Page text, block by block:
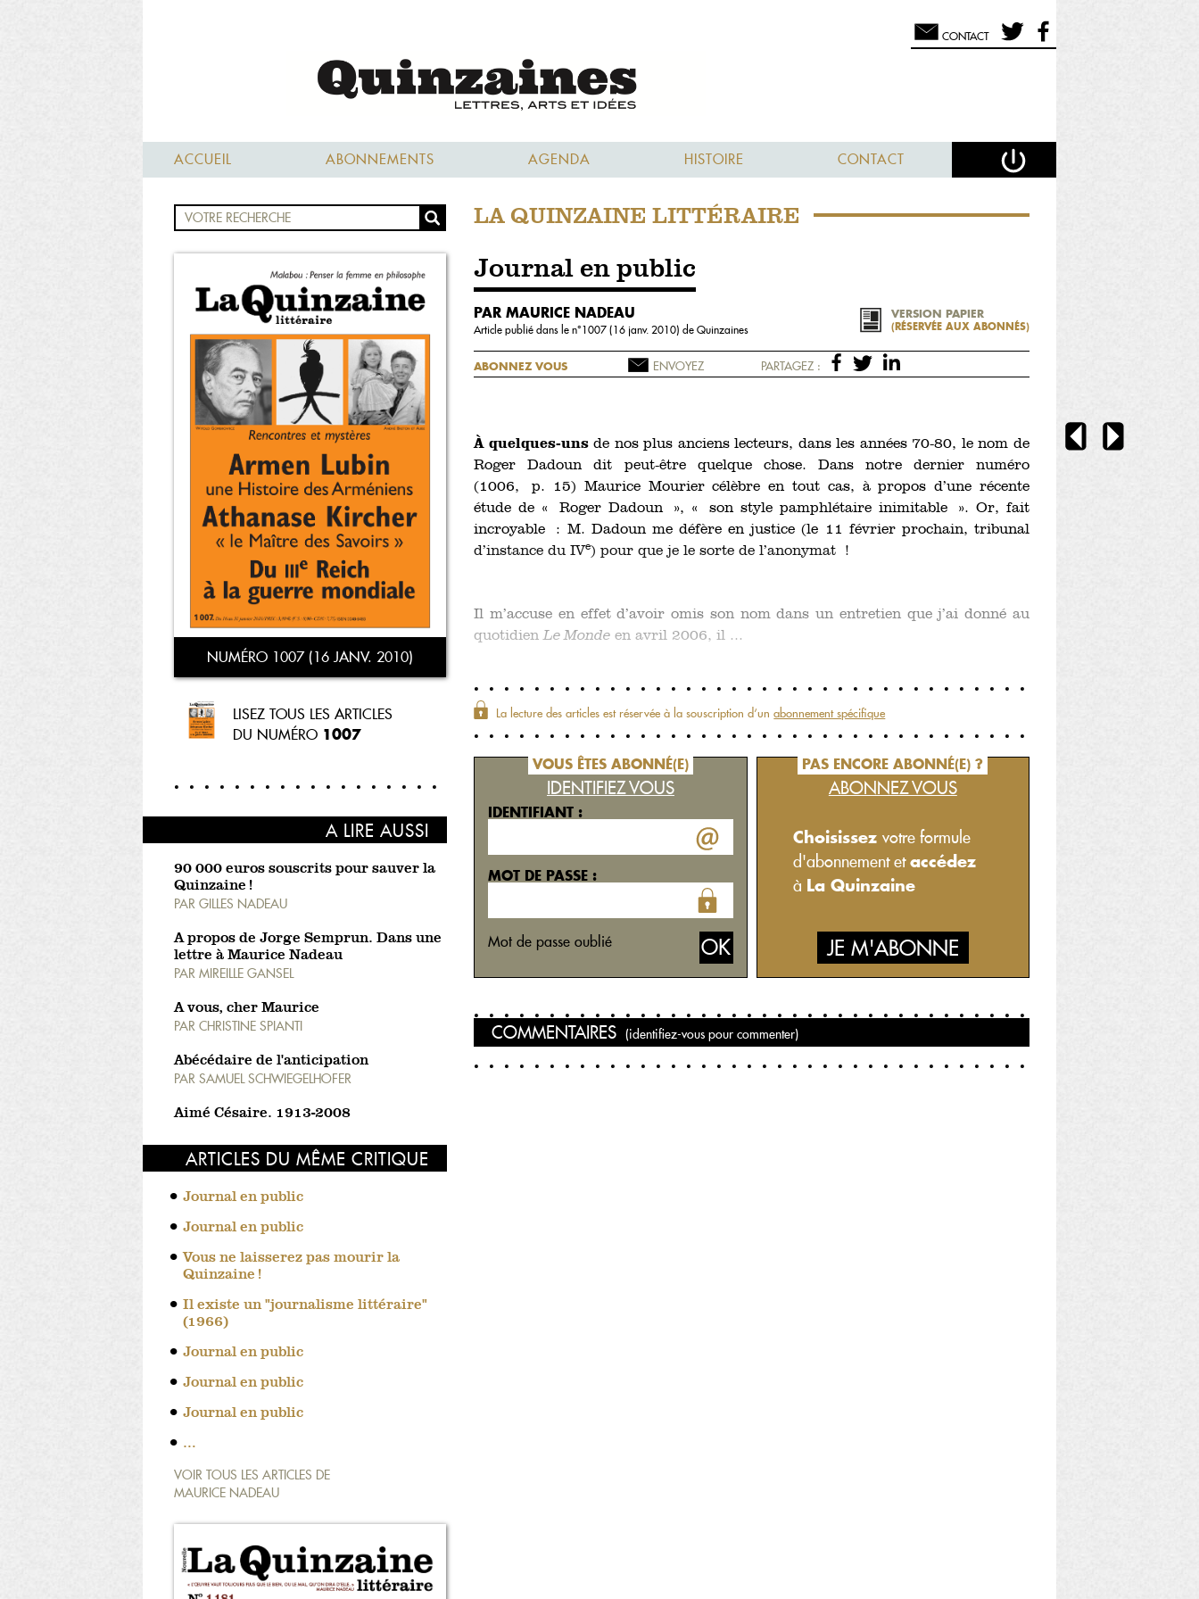
CONTACT
ACCUEIL ABONNEMENTS AGENDA HISTOIRE CONTACT
NUMÉRO 1007 (16 JANV. 2010)
LISEZ TOUS LES ARTICLES
DU NUMÉRO 1007
A LIRE AUSSI
90 000 euros souscrits pour sauver la
Quinzaine !
PAR GILLES NADEAU
A propos de Jorge Semprun. Dans une
lettre à Maurice Nadeau
PAR MIREILLE GANSEL
A vous, cher Maurice
PAR CHRISTINE SPIANTI
Abécédaire de l'anticipation
PAR SAMUEL SCHWIEGELHOFER
Aimé Césaire. 1913-2008
ARTICLES DU MÊME CRITIQUE
Journal en public
Journal en public
Vous ne laisserez pas mourir la
Quinzaine !
Il existe un "journalisme littéraire"
(1966)
Journal en public
Journal en public
Journal en public
…
VOIR TOUS LES ARTICLES DE
MAURICE NADEAU
LA QUINZAINE LITTÉRAIRE
Journal en public
PAR MAURICE NADEAU
Article publié dans le n°1007 (16 janv. 2010)de Quinzaines
VERSION PAPIER
(RÉSERVÉE AUX ABONNÉS)
ABONNEZ VOUS ENVOYEZ PARTAGEZ :
À quelques-unsde nos plus anciens lecteurs, dans les années 70-80, le nom de
Roger Dadoun dit peut-être quelque chose. Dans notre dernier numéro
(1006, p. 15) Maurice Mourier célèbre en tout cas, à propos d’une récente
étude de « Roger Dadoun », « son style pamphlétaire inimitable ». Or, fait
incroyable : M. Dadoun me défère en justice (le 11 février prochain, tribunal
d’instance du IVe) pour que je le sorte de l’anonymat !
Il m’accuse en effet d’avoir omis son nom dans un entretien que j’ai donné au
quotidienLe Monde en avril 2006, il ...
La lecture des articles est réservée à la souscription d‘unabonnement spécifique
VOUS ÊTES ABONNÉ(E)
IDENTIFIEZ VOUS
IDENTIFIANT :
MOT DE PASSE :
Mot de passe oublié
PAS ENCORE ABONNÉ(E) ?
ABONNEZ VOUS
Choisissez votre formule
d'abonnement etaccédez
à La Quinzaine
JE M'ABONNE
COMMENTAIRES(identifiez-vous pour commenter)